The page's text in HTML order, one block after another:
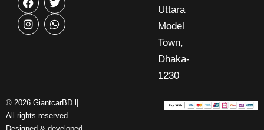
Uttara
Model
Town,
Dhaka-
1230
© 2026 GiantcarBD l|
All rights reserved.